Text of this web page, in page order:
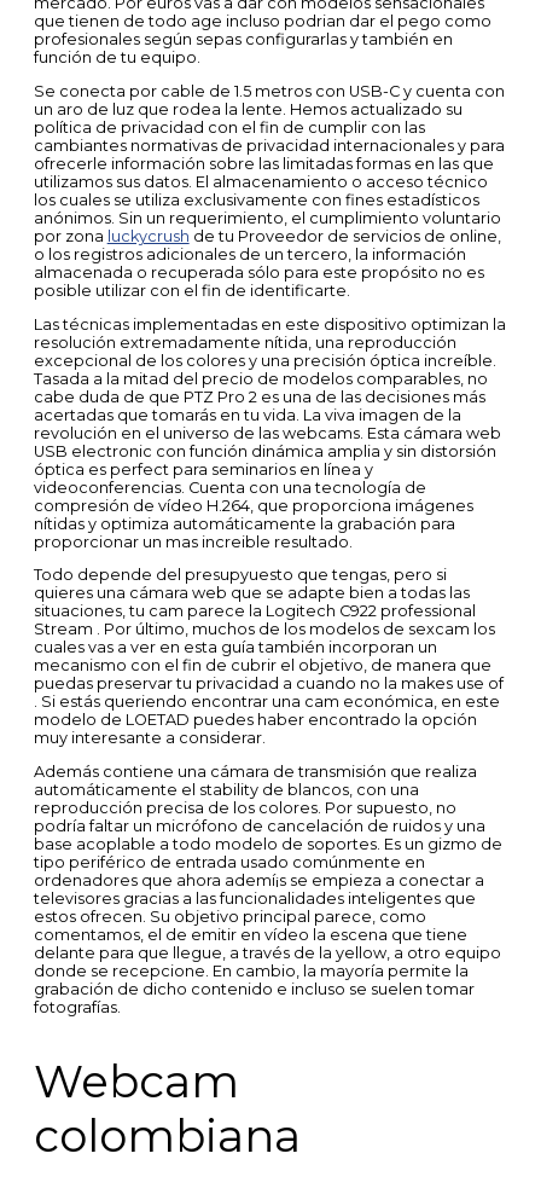
que tienen de todo age incluso podrian dar el pego como
profesionales según sepas configurarlas y también en
función de tu equipo.
Se conecta por cable de 1.5 metros con USB-C y cuenta con
un aro de luz que rodea la lente. Hemos actualizado su
política de privacidad con el fin de cumplir con las
cambiantes normativas de privacidad internacionales y para
ofrecerle información sobre las limitadas formas en las que
utilizamos sus datos. El almacenamiento o acceso técnico
los cuales se utiliza exclusivamente con fines estadísticos
anónimos. Sin un requerimiento, el cumplimiento voluntario
por zona luckycrush de tu Proveedor de servicios de online,
o los registros adicionales de un tercero, la información
almacenada o recuperada sólo para este propósito no es
posible utilizar con el fin de identificarte.
Las técnicas implementadas en este dispositivo optimizan la
resolución extremadamente nítida, una reproducción
excepcional de los colores y una precisión óptica increíble.
Tasada a la mitad del precio de modelos comparables, no
cabe duda de que PTZ Pro 2 es una de las decisiones más
acertadas que tomarás en tu vida. La viva imagen de la
revolución en el universo de las webcams. Esta cámara web
USB electronic con función dinámica amplia y sin distorsión
óptica es perfect para seminarios en línea y
videoconferencias. Cuenta con una tecnología de
compresión de vídeo H.264, que proporciona imágenes
nítidas y optimiza automáticamente la grabación para
proporcionar un mas increible resultado.
Todo depende del presupyuesto que tengas, pero si
quieres una cámara web que se adapte bien a todas las
situaciones, tu cam parece la Logitech C922 professional
Stream . Por último, muchos de los modelos de sexcam los
cuales vas a ver en esta guía también incorporan un
mecanismo con el fin de cubrir el objetivo, de manera que
puedas preservar tu privacidad a cuando no la makes use of
. Si estás queriendo encontrar una cam económica, en este
modelo de LOETAD puedes haber encontrado la opción
muy interesante a considerar.
Además contiene una cámara de transmisión que realiza
automáticamente el stability de blancos, con una
reproducción precisa de los colores. Por supuesto, no
podría faltar un micrófono de cancelación de ruidos y una
base acoplable a todo modelo de soportes. Es un gizmo de
tipo periférico de entrada usado comúnmente en
ordenadores que ahora ademí¡s se empieza a conectar a
televisores gracias a las funcionalidades inteligentes que
estos ofrecen. Su objetivo principal parece, como
comentamos, el de emitir en vídeo la escena que tiene
delante para que llegue, a través de la yellow, a otro equipo
donde se recepcione. En cambio, la mayoría permite la
grabación de dicho contenido e incluso se suelen tomar
fotografías.
Webcam
colombiana